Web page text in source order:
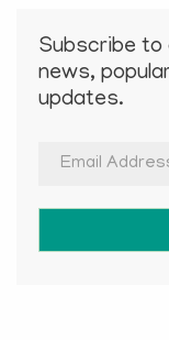
Subscribe
news,
updates.